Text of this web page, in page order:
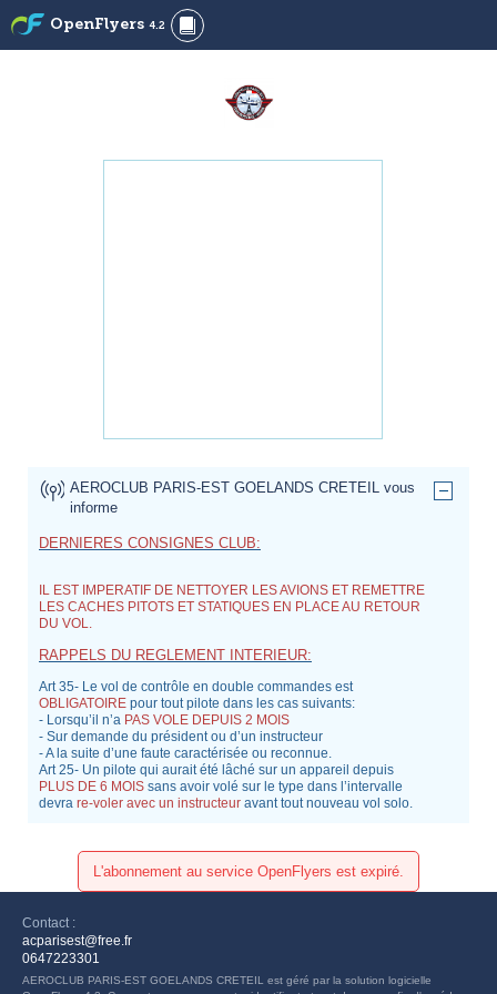
OpenFlyers 4.2
AEROCLUB PARIS-EST GOELANDS CRETEIL vous
informe
DERNIERES CONSIGNES CLUB:
IL EST IMPERATIF DE NETTOYER LES AVIONS ET REMETTRE
LES CACHES PITOTS ET STATIQUES EN PLACE AU RETOUR
DU VOL.
RAPPELS DU REGLEMENT INTERIEUR:
Art 35- Le vol de contrôle en double commandes est
OBLIGATOIRE pour tout pilote dans les cas suivants:
- Lorsqu’il n’a PAS VOLE DEPUIS 2 MOIS
- Sur demande du président ou d’un instructeur
- A la suite d’une faute caractérisée ou reconnue.
Art 25- Un pilote qui aurait été lâché sur un appareil depuis
PLUS DE 6 MOIS sans avoir volé sur le type dans l’intervalle
devra re-voler avec un instructeur avant tout nouveau vol solo.
L'abonnement au service OpenFlyers est expiré.
Contact :
acparisest@free.fr
0647223301
AEROCLUB PARIS-EST GOELANDS CRETEIL est géré par la solution logicielle